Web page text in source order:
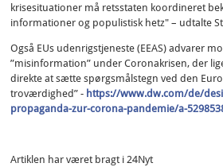
krisesituationer må retsstaten koordineret
informationer og populistisk hetz" – udtalte
Også EUs udenrigstjeneste (EEAS) advarer
”misinformation” under Coronakrisen, der
direkte at sætte spørgsmålstegn ved den
troværdighed” - https://www.dw.com/de/
propaganda-zur-corona-pandemie/a-
Artiklen har været bragt i 24Nyt